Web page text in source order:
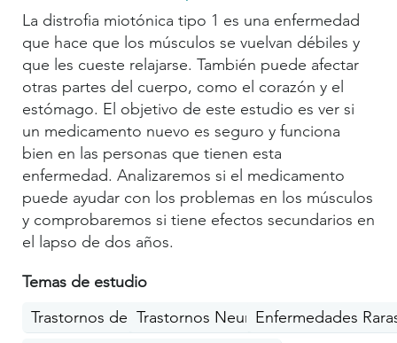
La distrofia miotónica tipo 1 es una enfermedad
que hace que los músculos se vuelvan débiles y
que les cueste relajarse. También puede afectar
otras partes del cuerpo, como el corazón y el
estómago. El objetivo de este estudio es ver si
un medicamento nuevo es seguro y funciona
bien en las personas que tienen esta
enfermedad. Analizaremos si el medicamento
puede ayudar con los problemas en los músculos
y comprobaremos si tiene efectos secundarios en
el lapso de dos años.
Temas de estudio
Trastornos del movimientoTrastornos Neurológicos
Enfermedades